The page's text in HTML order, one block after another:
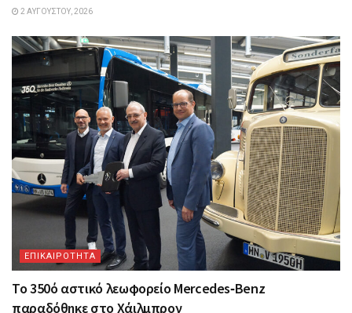
2 ΑΥΓΟΎΣΤΟΥ, 2026
ΕΠΙΚΑΙΡΟΤΗΤΑ
Το 350ό αστικό λεωφορείο Mercedes‑Benz
παραδόθηκε στο Χάιλμπρον